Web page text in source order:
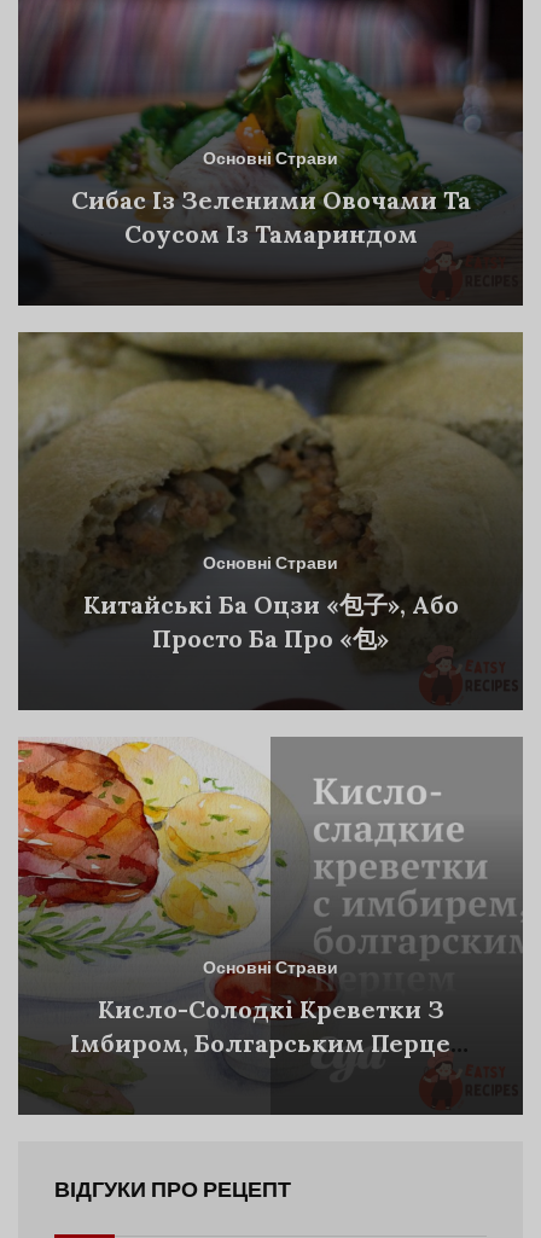
Основні Страви
Сибас Із Зеленими Овочами Та
Соусом Із Тамариндом
Основні Страви
Китайські Ба Оцзи «包子», Або
Просто Ба Про «包»
Основні Страви
Кисло-Солодкі Креветки З
Імбиром, Болгарським Перцем
Та Ананасами
ВІДГУКИ ПРО РЕЦЕПТ